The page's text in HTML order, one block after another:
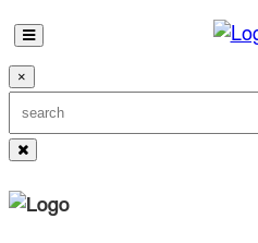
×